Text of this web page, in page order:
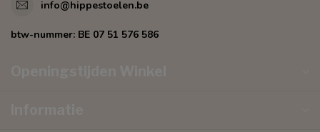
info@hippestoelen.be
btw-nummer: BE 07 51 576 586